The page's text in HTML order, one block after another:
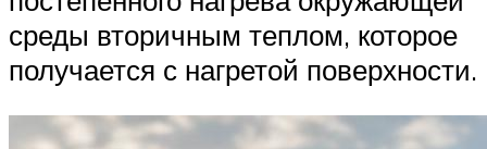
среды вторичным теплом, которое
получается с нагретой поверхности.